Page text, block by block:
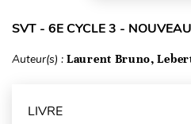
SVT - 6E CYCLE 3 -
Auteur(s) : Laurent Bruno,
LIVRE